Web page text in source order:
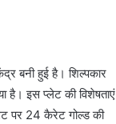
बनी हुई है। शिल्पकार
है। इस प्लेट की विशेषताएं
पर 24 कैरेट गोल्ड की